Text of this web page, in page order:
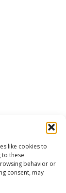
like cookies to
these
behavior or
consent, may